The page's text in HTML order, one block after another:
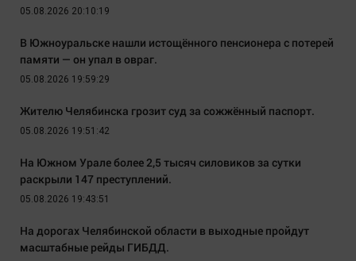
05.08.2026 20:10:19
В Южноуральске нашли истощённого пенсионера с потерей
памяти — он упал в овраг.
05.08.2026 19:59:29
Жителю Челябинска грозит суд за сожжённый паспорт.
05.08.2026 19:51:42
На Южном Урале более 2,5 тысяч силовиков за сутки
раскрыли 147 преступлений.
05.08.2026 19:43:51
На дорогах Челябинской области в выходные пройдут
масштабные рейды ГИБДД.